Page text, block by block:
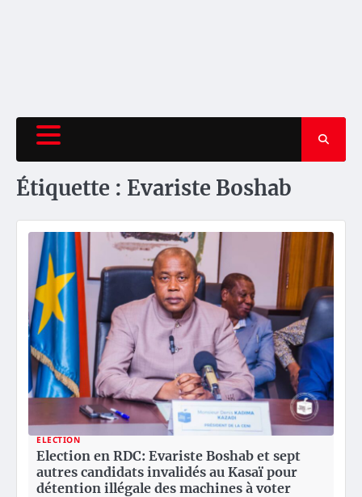
Étiquette : Evariste Boshab
ELECTION
Election en RDC: Evariste Boshab et sept
autres candidats invalidés au Kasaï pour
détention illégale des machines à voter